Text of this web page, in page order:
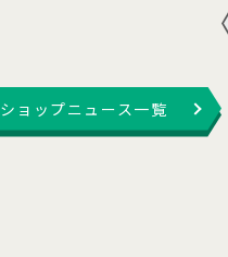
ショップニュース一覧